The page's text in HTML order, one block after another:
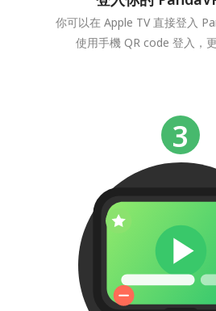
你可以在 Apple TV 直接登入
使用手機 QR code 登入，